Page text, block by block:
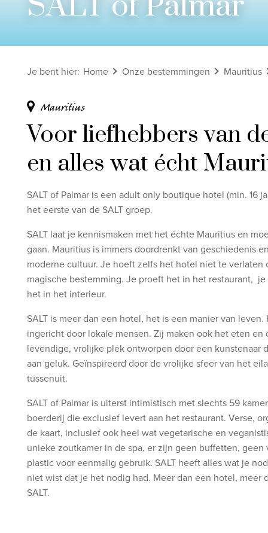
Bekijk alle rondreizen
Ontdek onze thema's
Huwelijksreis
Luxury
Bekijk alle thema's
Je bent hier: Home Onze bestemmingen Mauritius
Mauritius
Voor liefhebbers van
en alles wat écht
SALT of Palmar is een adult only boutique hotel (min. 16
het eerste van de SALT groep.
SALT laat je kennismaken met het échte Mauritius en
gaan. Mauritius is immers doordrenkt van geschiedenis
moderne cultuur. Je hoeft zelfs het hotel niet te verlaten
magische bestemming. Je proeft het in het restaurant,
het in het interieur.
SALT is meer dan een hotel, het is een manier van
ingericht door lokale mensen. Zij maken ook het eten en
levendige, vrolijke plek ontworpen door een kunstenaar
aan geluk. Geïnspireerd door de vrolijke sfeer van het
tussenuit.
SALT of Palmar is uiterst intimistisch met slechts 59
boerderij die exclusief levert aan het restaurant. Verse,
de kaart, inclusief ook heel wat vegetarische en
unieke zoutkamer in de spa, er zijn geen buffetten, geen
plastic voor eenmalig gebruik. SALT heeft alles wat je
niet wist dat je het nodig had. Meer dan een hotel, meer
SALT.